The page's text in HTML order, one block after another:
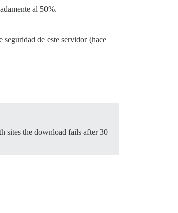
al 50%.
de este servidor (hace
sites the download fails after 30